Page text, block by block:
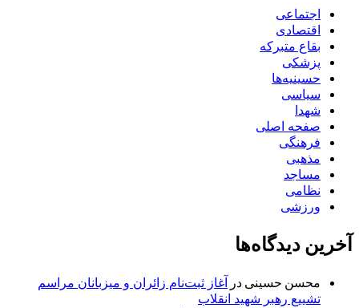
اجتماعی
اقتصادی
بقاع متبرکه
پزشکی
حسینیه‌ها
سیاسی
شهدا
صفحه اصلی
فرهنگی
مذهبی
مساجد
نظامی
ورزشی
آخرین دیدگاه‌ها
محسن حسینی در آغاز ثبت‌نام زائران و میزبانان مراسم
تشییع رهبر شهید انقلاب